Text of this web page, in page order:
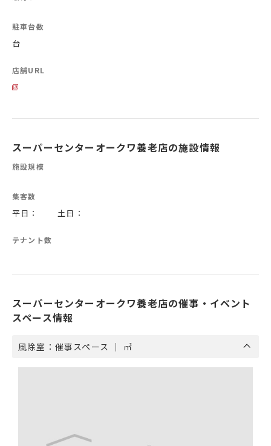
駐車台数
台
店舗URL
スーパーセンターオークワ養老店の施設情報
施設規模
集客数
平日： 土日：
テナント数
スーパーセンターオークワ養老店の催事・イベント
スペース情報
風除室：催事スペース ｜ ㎡